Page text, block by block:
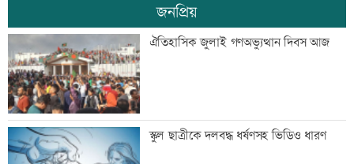
স্বেচ্ছাসেবী ফোরামের মাসব্যাপী আবৃত্তি
চিত্রাঙ্কন প্রতিযোগিতা
শাক ধুতে গিয়ে গৃহবধূর মৃত্যু
জনপ্রিয়
ঐতিহাসিক জুলাই গণঅভ্যুত্থান দিবস আজ
স্কুল ছাত্রীকে দলবদ্ধ ধর্ষণসহ ভিডিও ধারণ